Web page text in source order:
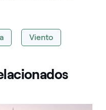
Viento